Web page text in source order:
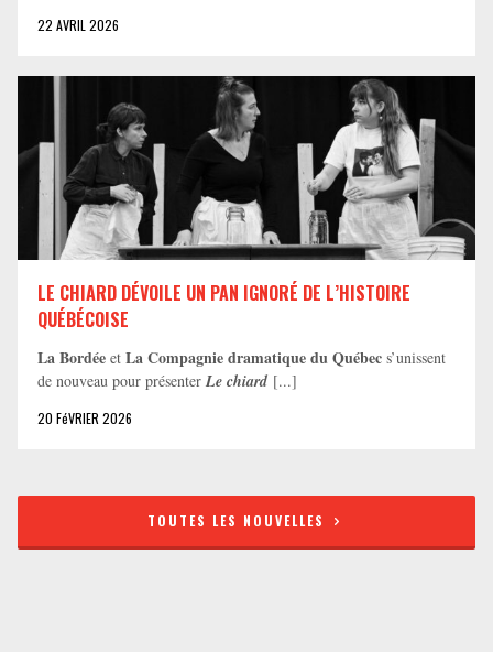
22 AVRIL 2026
LE CHIARD DÉVOILE UN PAN IGNORÉ DE L’HISTOIRE
QUÉBÉCOISE
La Bordée et La Compagnie dramatique du Québec s’unissent
de nouveau pour présenter Le chiard [...]
20 FéVRIER 2026
TOUTES LES NOUVELLES